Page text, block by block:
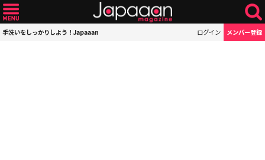
手洗いをしっかりしよう！Japaaan ログイン メンバー登録